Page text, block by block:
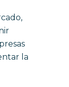
la